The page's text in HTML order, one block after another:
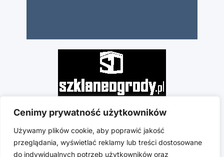
Cenimy prywatność użytkowników
Używamy plików cookie, aby poprawić jakość
przeglądania, wyświetlać reklamy lub treści dostosowane
do indywidualnych potrzeb użytkowników oraz